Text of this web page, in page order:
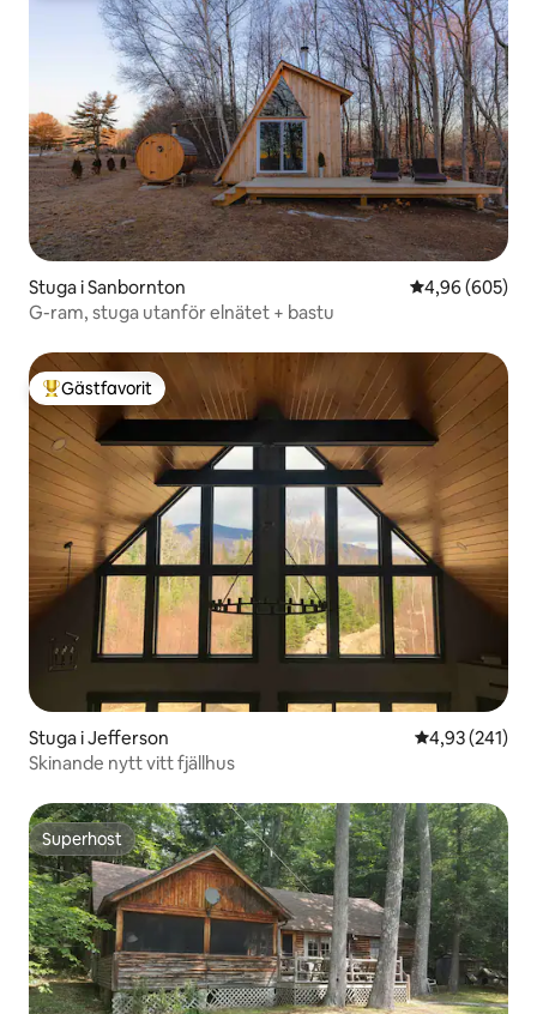
Stuga i Sanbornton 4,96 av 5 i
4,96 (605)
G-ram, stuga utanför elnätet + bastu
Populär gästfavorit
Gästfavorit
Stuga i Jefferson 4,93 av 5 i
4,93 (241)
Skinande nytt vitt fjällhus
Superhost
Superhost